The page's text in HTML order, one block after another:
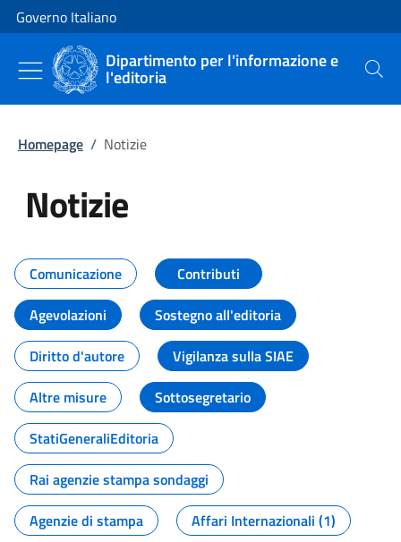
Vai al contenuto
Vai alla navigazione del sito
Governo Italiano
Dipartimento per l'informazione e
l'editoria Cerca
Homepage / Notizie
Notizie
Tutti i contenuti della pagina
Comunicazione
Contributi
Agevolazioni
Sostegno all'editoria
Diritto d'autore
Vigilanza sulla SIAE
Altre misure
Sottosegretario
StatiGeneraliEditoria
Rai agenzie stampa sondaggi
Agenzie di stampa
Affari Internazionali (1)